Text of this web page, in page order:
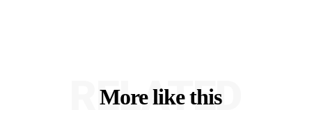
More like this
RELATED